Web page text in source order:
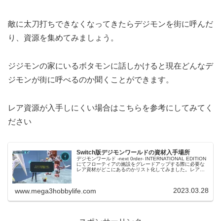
敵に太刀打ちできなくなってきたらデジモンを街に呼んだ
り、資源を集めてみましょう。
ジジモンの家にいるボタモンに話しかけると現在どんなデ
ジモンが街に呼べるのか聞くことができます。
レア資源が入手しにくい場合はこちらを参考にしてみてく
ださい
Switch版デジモンワールドの資材入手場所
デジモンワールド -next 0rder- INTERNATIONAL EDITION
にてフローティアの施設をグレードアップする際に必要な
レア資材がどこにあるのかリスト化してみました。レア資
www.mega3hobbylife.com 2023.03.28